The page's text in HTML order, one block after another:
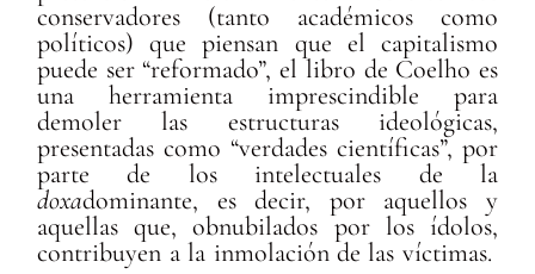
conservadores (tanto académicos como
políticos) que piensan que el capitalismo
puede ser “reformado”, el libro de Coelho es
una herramienta imprescindible para
demoler las estructuras ideológicas,
presentadas como “verdades científicas”, por
parte de los intelectuales de la
doxadominante, es decir, por aquellos y
aquellas que, obnubilados por los ídolos,
contribuyen a la inmolación de las víctimas.